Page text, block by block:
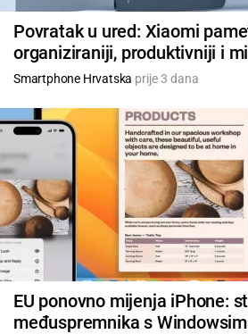
Povratak u ured: Xiaomi
organiziraniji, produktivniji i
Smartphone Hrvatska prije 3 dana
EU ponovno mijenja iPhone:
međuspremnika s